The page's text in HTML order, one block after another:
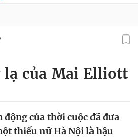
Tin 24h
lạ của Mai Elliott
của thời cuộc đã đưa
thiếu nữ Hà Nội là hậu